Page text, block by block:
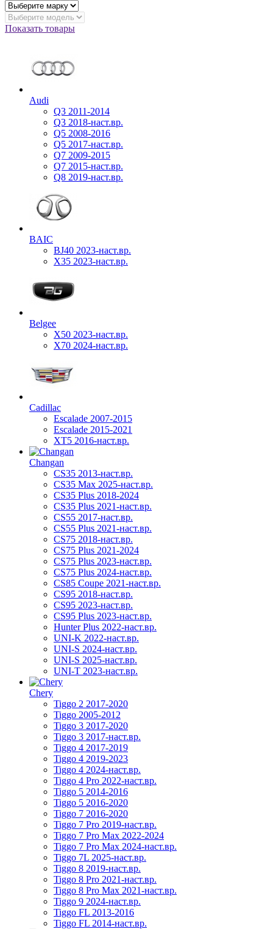
Показать товары
Audi
Q3 2011-2014
Q3 2018-наст.вр.
Q5 2008-2016
Q5 2017-наст.вр.
Q7 2009-2015
Q7 2015-наст.вр.
Q8 2019-наст.вр.
BAIC
BJ40 2023-наст.вр.
X35 2023-наст.вр.
Belgee
X50 2023-наст.вр.
X70 2024-наст.вр.
Cadillac
Escalade 2007-2015
Escalade 2015-2021
XT5 2016-наст.вр.
Changan
CS35 2013-наст.вр.
CS35 Max 2025-наст.вр.
CS35 Plus 2018-2024
CS35 Plus 2021-наст.вр.
CS55 2017-наст.вр.
CS55 Plus 2021-наст.вр.
CS75 2018-наст.вр.
CS75 Plus 2021-2024
CS75 Plus 2023-наст.вр.
CS75 Plus 2024-наст.вр.
CS85 Coupe 2021-наст.вр.
CS95 2018-наст.вр.
CS95 2023-наст.вр.
CS95 Plus 2023-наст.вр.
Hunter Plus 2022-наст.вр.
UNI-K 2022-наст.вр.
UNI-S 2024-наст.вр.
UNI-S 2025-наст.вр.
UNI-T 2023-наст.вр.
Chery
Tiggo 2 2017-2020
Tiggo 2005-2012
Tiggo 3 2017-2020
Tiggo 3 2017-наст.вр.
Tiggo 4 2017-2019
Tiggo 4 2019-2023
Tiggo 4 2024-наст.вр.
Tiggo 4 Pro 2022-наст.вр.
Tiggo 5 2014-2016
Tiggo 5 2016-2020
Tiggo 7 2016-2020
Tiggo 7 Pro 2019-наст.вр.
Tiggo 7 Pro Max 2022-2024
Tiggo 7 Pro Max 2024-наст.вр.
Tiggo 7L 2025-наст.вр.
Tiggo 8 2019-наст.вр.
Tiggo 8 Pro 2021-наст.вр.
Tiggo 8 Pro Max 2021-наст.вр.
Tiggo 9 2024-наст.вр.
Tiggo FL 2013-2016
Tiggo FL 2014-наст.вр.